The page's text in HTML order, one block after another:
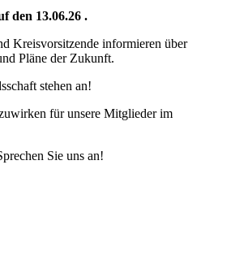
den 13.06.26 .
Kreisvorsitzende informieren über
Pläne der Zukunft.
stehen an!
für unsere Mitglieder im
Sie uns an!